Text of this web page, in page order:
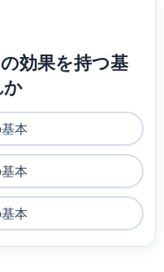
効果を持つ基
か
本
本
本